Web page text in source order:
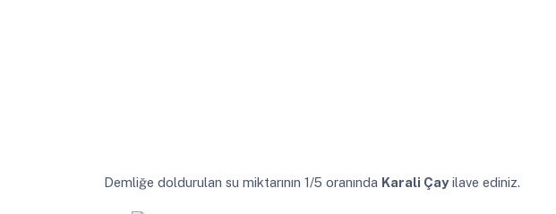
Demliğe doldurulan su miktarının 1/5 oranında Karali Çayilave ediniz.